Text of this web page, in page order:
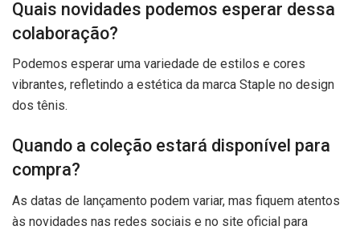
Quais novidades podemos esperar dessa
colaboração?
Podemos esperar uma variedade de estilos e cores
vibrantes, refletindo a estética da marca Staple no design
dos tênis.
Quando a coleção estará disponível para
compra?
As datas de lançamento podem variar, mas fiquem atentos
às novidades nas redes sociais e no site oficial para